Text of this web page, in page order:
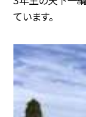
ています。